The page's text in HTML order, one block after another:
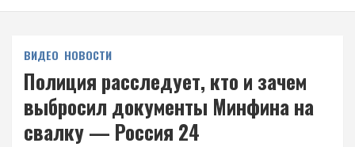
ВИДЕО НОВОСТИ
Полиция расследует, кто и зачем
выбросил документы Минфина на
свалку — Россия 24